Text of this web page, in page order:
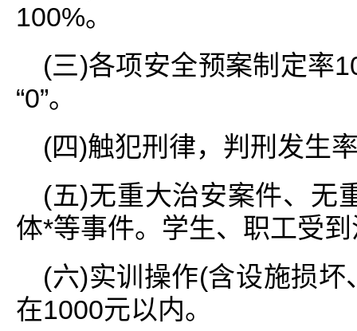
100%。
(三)各项安全预案制定率
“0”。
(四)触犯刑律，判刑发生
(五)无重大治安案件、无
体*等事件。学生、职工受
(六)实训操作(含设施损
在1000元以内。